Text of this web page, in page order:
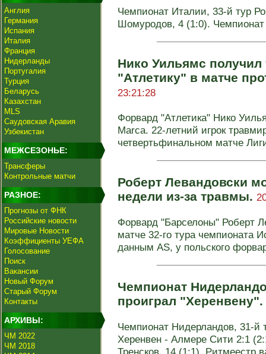
Англия
Германия
Испания
Италия
Франция
Нидерланды
Португалия
Турция
Беларусь
Казахстан
MLS
Саудовская Аравия
Узбекистан
МЕЖСЕЗОНЬЕ:
Трансферы
Контрольные матчи
РАЗНОЕ:
Прогнозы от ФНК
Российские новости
Мировые Новости
Коэффициенты УЕФА
Голосование
Поиск
Вакансии
Новый Форум
Старый Форум
Контакты
АРХИВЫ:
ЧМ 2022
ЧМ 2018
Чемпионат Италии, 33-й тур
Шомуродов, 4 (1:0).
Нико Уильямс
"Атлетику" в матче
23:21:28
Форвард "Атлетика" Нико
Marca. 22-летний игрок
четвертьфинальном матче
Роберт Левандовски
недели из-за травмы.
Форвард "Барселоны" Роберт
матче 32-го тура чемпионата
данным AS, у польского
Чемпионат
проиграл "Херенвену".
Чемпионат Нидерландов, 31-й
Херенвен - Алмере Сити 2:1
Тренсков, 14 (1:1). Ритмеестр